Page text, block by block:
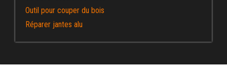
Outil pour couper du bois
Réparer jantes alu